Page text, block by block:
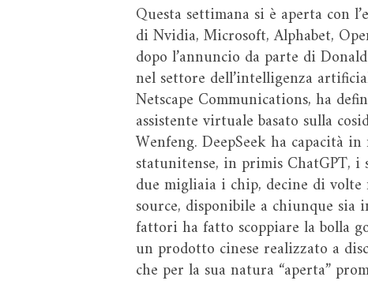
Questa settimana si è aperta con
di Nvidia, Microsoft, Alphabet,
dopo l’annuncio da parte di
nel settore dell’intelligenza
Netscape Communications, ha
assistente virtuale basato sulla
Wenfeng. DeepSeek ha capacità
statunitense, in primis ChatGPT,
due migliaia i chip, decine di
source, disponibile a chiunque
fattori ha fatto scoppiare la bolla
un prodotto cinese realizzato a
che per la sua natura “aperta”